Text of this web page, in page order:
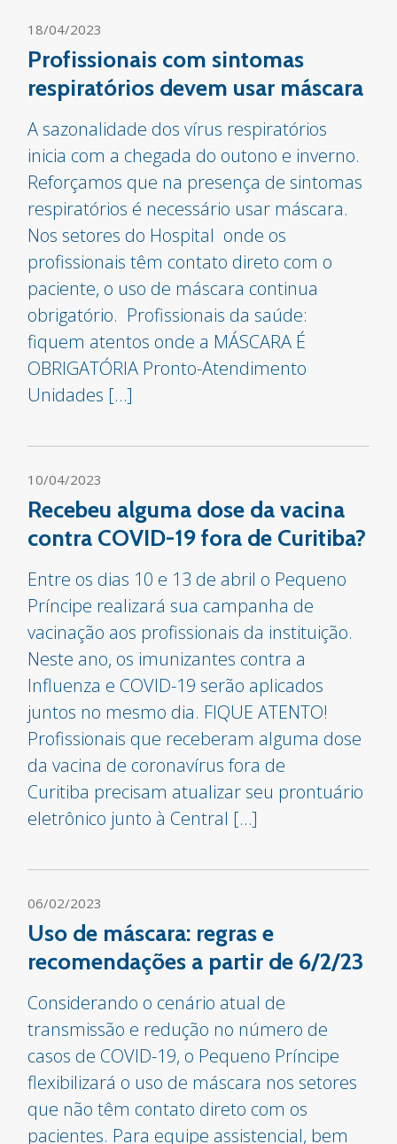
18/04/2023
Profissionais com sintomas
respiratórios devem usar máscara
A sazonalidade dos vírus respiratórios
inicia com a chegada do outono e inverno.
Reforçamos que na presença de sintomas
respiratórios é necessário usar máscara.
Nos setores do Hospital onde os
profissionais têm contato direto com o
paciente, o uso de máscara continua
obrigatório. Profissionais da saúde:
fiquem atentos onde a MÁSCARA É
OBRIGATÓRIA Pronto-Atendimento
Unidades […]
10/04/2023
Recebeu alguma dose da vacina
contra COVID-19 fora de Curitiba?
Entre os dias 10 e 13 de abril o Pequeno
Príncipe realizará sua campanha de
vacinação aos profissionais da instituição.
Neste ano, os imunizantes contra a
Influenza e COVID-19 serão aplicados
juntos no mesmo dia. FIQUE ATENTO!
Profissionais que receberam alguma dose
da vacina de coronavírus fora de
Curitiba precisam atualizar seu prontuário
eletrônico junto à Central […]
06/02/2023
Uso de máscara: regras e
recomendações a partir de 6/2/23
Considerando o cenário atual de
transmissão e redução no número de
casos de COVID-19, o Pequeno Príncipe
flexibilizará o uso de máscara nos setores
que não têm contato direto com os
pacientes. Para equipe assistencial, bem